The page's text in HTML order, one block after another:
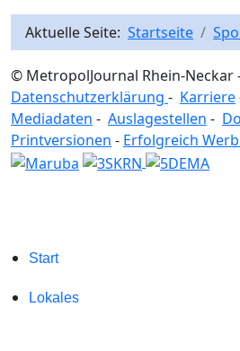
Aktuelle Seite: Startseite
© MetropolJournal Rhein-Neckar
Datenschutzerklärung - Karriere
Mediadaten - Auslagestellen -
Printversionen - Erfolgreich
Start
Lokales